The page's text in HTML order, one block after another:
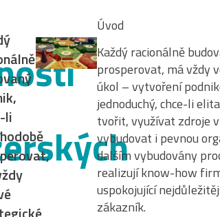
li
Úvod
Každý racionálně
prosperovat, má vždy
úkol – vytvoření
jednoduchý, chce-li
tvořit, využívat zdroje
vybudovat i pevnou
dalším vybudovány
realizují know-how
uspokojující
zákazník.